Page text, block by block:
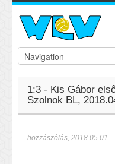
1:3 - Kis Gábor
Szolnok BL,
hozzászólás, 2018.05.01.